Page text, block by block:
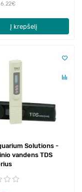
6.22€
Į krepšelį
Solutions -
vandens TDS